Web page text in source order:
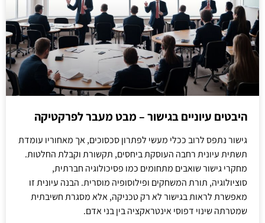
היבטים עיוניים בגישור – מבט מעבר לפרקטיקה
גישור נתפס לרוב ככלי מעשי לפתרון סכסוכים, אך מאחוריו עומדת
תשתית עיונית רחבה העוסקת ביחסים, תקשורת וקבלת החלטות.
מחקרי גישור שואבים מתחומים כמו פסיכולוגיה חברתית,
סוציולוגיה, תורת המשחקים ופילוסופיה מוסרית. הבנה עיונית זו
מאפשרת לראות בגישור לא רק טכניקה, אלא מסגרת חשיבתית
שמטרתה שינוי דפוסי אינטראקציה בין בני אדם.